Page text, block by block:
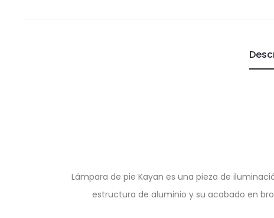
Lámpara de pie Kayan es una pieza de
estructura de aluminio y su acabado en